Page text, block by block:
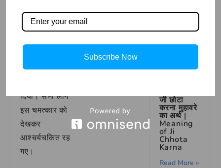
तभीविद्यासागर
वहाँ पहुंचा। उसने
रत्नावली के पति
दिया। सभी लोग
इस चमत्कार को
देखकर
आश्चर्यचकित रह
गए।
Lion and
Story with
Read More »
जी छोटा
करना मुहावरे
का अर्थ |
Meaning
of Ji
Chhota
Karna
Read More »
Subscribe Now